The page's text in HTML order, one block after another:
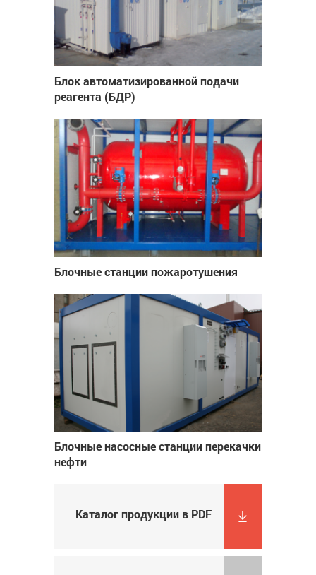
Блок автоматизированной подачи
реагента (БДР)
Блочные станции пожаротушения
Блочные насосные станции перекачки
нефти
Каталог продукции в PDF